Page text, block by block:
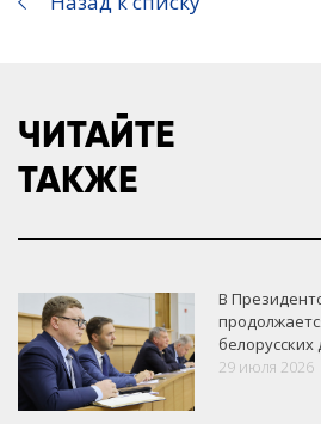
ЧИТАЙТЕ
ТАКЖЕ
В
29 июля 2026